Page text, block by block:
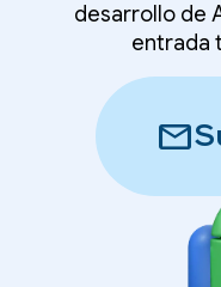
desarrollo de
entrada
mail